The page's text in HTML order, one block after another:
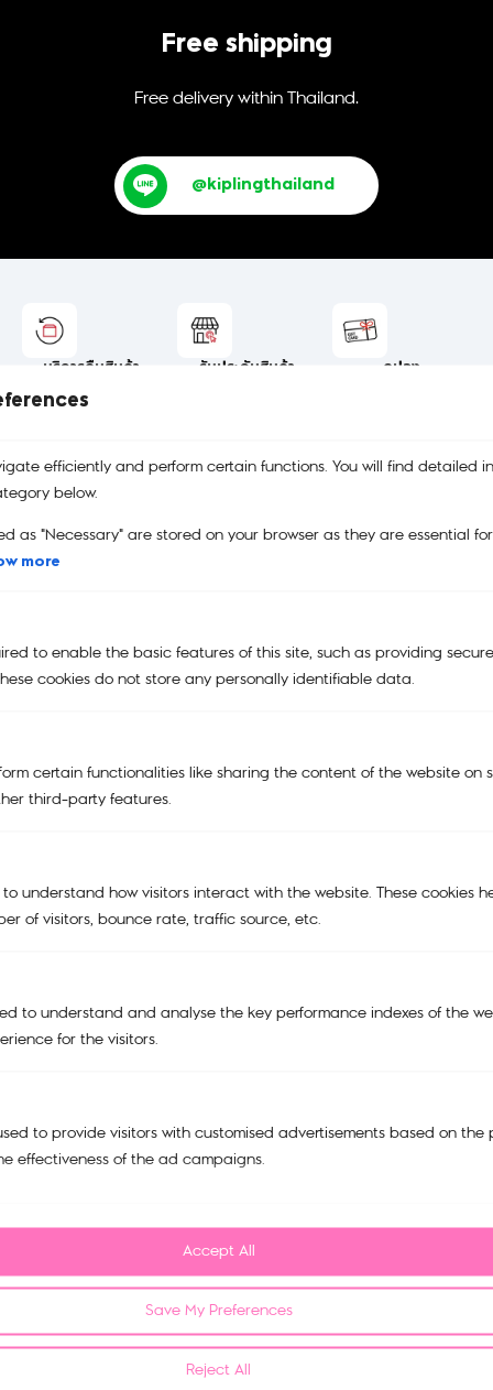
efficiently and perform certain functions. You will find detailed
below.
as "Necessary" are stored on your browser as they are essential
more
to enable the basic features of this site, such as providing
cookies do not store any personally identifiable data.
certain functionalities like sharing the content of the website on
third-party features.
understand how visitors interact with the website. These cookies
of visitors, bounce rate, traffic source, etc.
to understand and analyse the key performance indexes of the
for the visitors.
to provide visitors with customised advertisements based on the
effectiveness of the ad campaigns.
Reject All
Save My Preferences
Accept All
Free shipping
Free delivery within Thailand.
@kiplingthailand
บริการคืนสินค้า
รับประกันสินค้า
คูปอง
NEW
KIPLING x POWERPUFF GIRLS
KIPLING X PEANUTS
TRAVEL BAGS
My account
Tracking Order
FAQ
Contact us
518/5 ตึกมณียาเซ็นเตอร์ชั้น 15
แขวงปทุมวัน เขตปทุมวัน
กรุงเทพมหานคร 10330
โทร : 026520630
online@maneeya.com